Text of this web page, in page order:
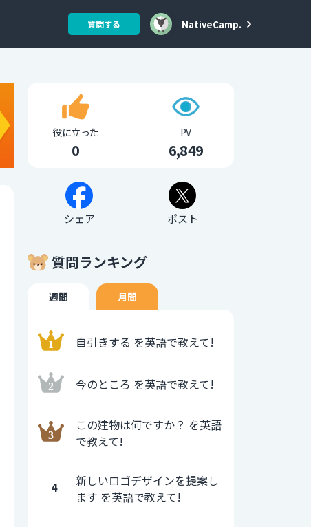
質問する NativeCamp.
役に立った
0
PV
6,849
シェア ポスト
質問ランキング
週間 月間
自引きする を英語で教えて!
今のところ を英語で教えて!
この建物は何ですか？ を英語
で教えて!
4
新しいロゴデザインを提案し
ます を英語で教えて!